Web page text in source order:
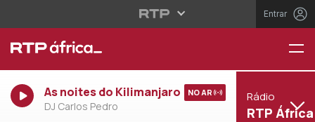
Entrar
As noites do Kilimanjaro
DJ Carlos Pedro
NO AR Rádio
RTP África